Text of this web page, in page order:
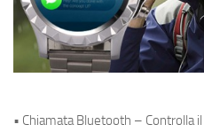
• Chiamata Bluetooth –